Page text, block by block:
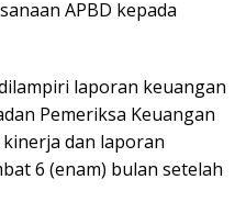
APBD kepada
laporan keuangan
Pemeriksa Keuangan
dan laporan
6 (enam) bulan setelah